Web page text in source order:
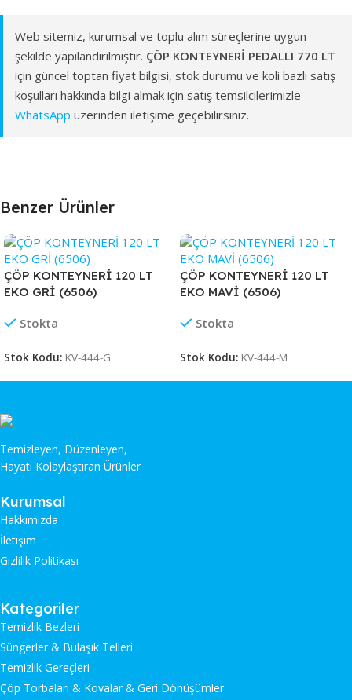
Web sitemiz, kurumsal ve toplu alım süreçlerine uygun
şekilde yapılandırılmıştır. ÇÖP KONTEYNERİ PEDALLI 770 LT
için güncel toptan fiyat bilgisi, stok durumu ve koli bazlı satış
koşulları hakkında bilgi almak için satış temsilcilerimizle
WhatsApp üzerinden iletişime geçebilirsiniz.
Benzer Ürünler
ÇÖP KONTEYNERİ 120 LT
EKO GRİ (6506)
Stokta
Stok Kodu: KV-444-G
ÇÖP KONTEYNERİ 120 LT
EKO MAVİ (6506)
Stokta
Stok Kodu: KV-444-M
Temizleyen, Düzenleyen,
Hayatı Kolaylaştıran Ürünler
Kurumsal
Hakkımızda
İletişim
Gizlilik Politikası
Kategoriler
Temizlik Bezleri
Süngerler & Bulaşık Telleri
Temizlik Gereçleri
Çöp Torbaları & Kovalar & Geri Dönüşümler